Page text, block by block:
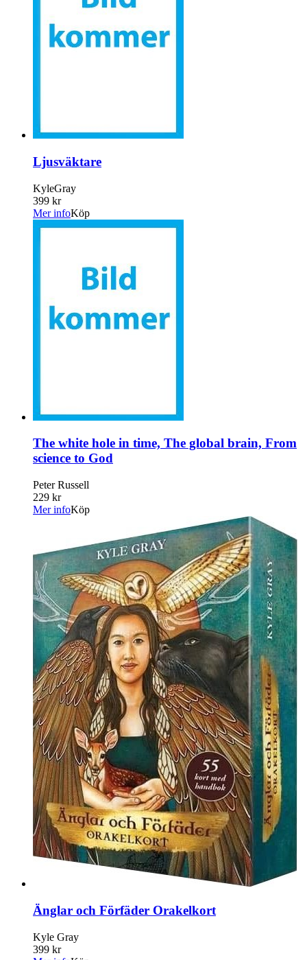
Ljusväktare
KyleGray
399 kr
Mer infoKöp
The white hole in time, The global brain, From
science to God
Peter Russell
229 kr
Mer infoKöp
Änglar och Förfäder Orakelkort
Kyle Gray
399 kr